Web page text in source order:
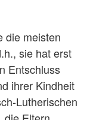
die meisten
sie hat erst
Entschluss
ihrer Kindheit
Lutherischen